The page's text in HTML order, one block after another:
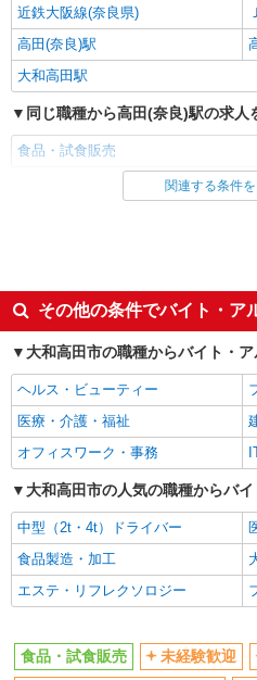
近鉄大阪線(奈良県)
高田(奈良)駅
大和高田駅
同じ職種から高田(奈良)駅の求人
食品・試食販売
同じ雇用形態から高田(奈良)駅の
未経験歓迎
エルダー（50代～）活躍中
土日祝休み
上場企業・上場企業のグループ会
社
バイク通勤OK
交通費支給
同じ職種から求人を探す
販売・接客
食品・試食販売
未経験歓迎
関連する条件
その他の条件でバイト・ア
大和高田市の職種からバイト・
ヘルス・ビューティー
医療・介護・福祉
オフィスワーク・事務
大和高田市の人気の職種からバ
中型（2t・4t）ドライバー
食品製造・加工
エステ・リフレクソロジー
食品・試食販売 未経験歓迎